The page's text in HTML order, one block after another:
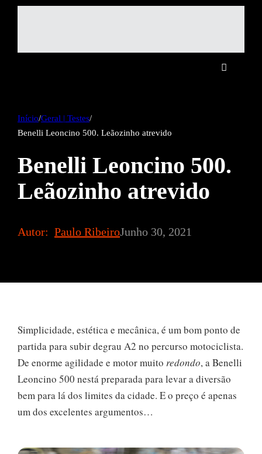
Início/Geral | Testes/
Benelli Leoncino 500. Leãozinho atrevido
Benelli Leoncino 500.
Leãozinho atrevido
Autor: Paulo RibeiroJunho 30, 2021
Simplicidade, estética e mecânica, é um bom ponto de
partida para subir degrau A2 no percurso motociclista.
De enorme agilidade e motor muito redondo, a Benelli
Leoncino 500 nestá preparada para levar a diversão
bem para lá dos limites da cidade. E o preço é apenas
um dos excelentes argumentos…